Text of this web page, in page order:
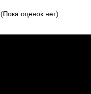
(Пока оценок нет)